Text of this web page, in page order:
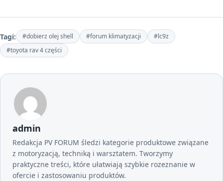
Tagi: #dobierz olej shell #forum klimatyzacji
#lc9z
#toyota rav 4 części
admin
Redakcja PV FORUM śledzi kategorie produktowe związane
z motoryzacją, techniką i warsztatem. Tworzymy
praktyczne treści, które ułatwiają szybkie rozeznanie w
ofercie i zastosowaniu produktów.